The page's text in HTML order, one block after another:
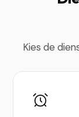
Kies de